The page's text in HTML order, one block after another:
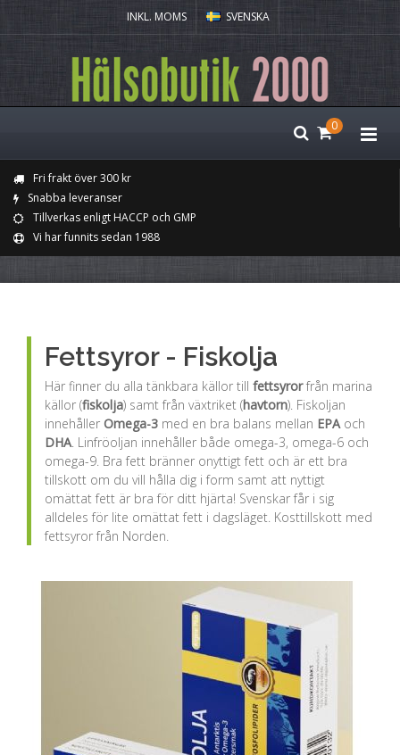
INKL. MOMS SVENSKA
0
Fri frakt över 300 kr
Snabba leveranser
Tillverkas enligt HACCP och GMP
Vi har funnits sedan 1988
Fettsyror - Fiskolja
Här finner du alla tänkbara källor till fettsyrorfrån marina
källor (fiskolja) samt från växtriket (havtorn). Fiskoljan
innehåller Omega-3 med en bra balans mellan EPAoch
DHA. Linfröoljan innehåller både omega-3, omega-6 och
omega-9. Bra fett bränner onyttigt fett och är ett bra
tillskott om du vill hålla dig i form samt att nyttigt
omättat fett är bra för ditt hjärta! Svenskar får i sig
alldeles för lite omättat fett i dagsläget. Kosttillskott med
fettsyror från Norden.